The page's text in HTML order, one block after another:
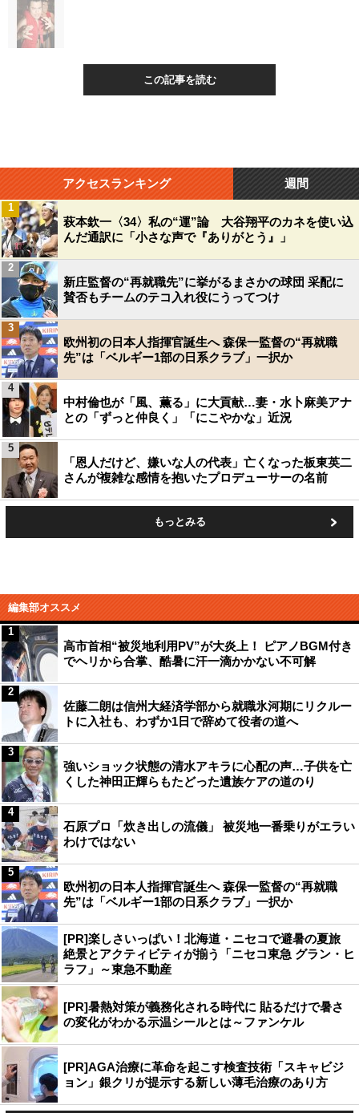
この記事を読む
アクセスランキング 週間
萩本欽一〈34〉私の“運”論 大谷翔平のカネを使い込
んだ通訳に「小さな声で『ありがとう』」
1
新庄監督の“再就職先”に挙がるまさかの球団 采配に
賛否もチームのテコ入れ役にうってつけ
2
欧州初の日本人指揮官誕生へ 森保一監督の“再就職
先”は「ベルギー1部の日系クラブ」一択か
3
中村倫也が「風、薫る」に大貢献…妻・水卜麻美アナ
との「ずっと仲良く」「にこやかな」近況
4
「恩人だけど、嫌いな人の代表」亡くなった板東英二
さんが複雑な感情を抱いたプロデューサーの名前
5
もっとみる
編集部オススメ
高市首相“被災地利用PV”が大炎上！ ピアノBGM付き
でヘリから合掌、酷暑に汗一滴かかない不可解
1
佐藤二朗は信州大経済学部から就職氷河期にリクルー
トに入社も、わずか1日で辞めて役者の道へ
2
強いショック状態の清水アキラに心配の声…子供を亡
くした神田正輝らもたどった遺族ケアの道のり
3
石原プロ「炊き出しの流儀」 被災地一番乗りがエラい
わけではない
4
欧州初の日本人指揮官誕生へ 森保一監督の“再就職
先”は「ベルギー1部の日系クラブ」一択か
5
[PR]楽しさいっぱい！北海道・ニセコで避暑の夏旅
絶景とアクティビティが揃う「ニセコ東急 グラン・ヒ
ラフ」～東急不動産
[PR]暑熱対策が義務化される時代に 貼るだけで暑さ
の変化がわかる示温シールとは～ファンケル
[PR]AGA治療に革命を起こす検査技術「スキャビジ
ョン」銀クリが提示する新しい薄毛治療のあり方